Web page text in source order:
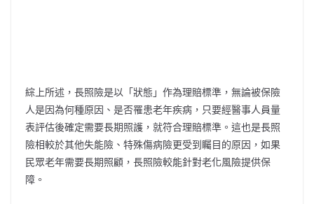
綜上所述，長照險是以「狀態」作為理賠標準，無論被保險
人是因為何種原因、是否罹患老年疾病，只要經醫事人員量
表評估後確定需要長期照護，就符合理賠標準。這也是長照
險相較於其他失能險、特殊傷病險更受到矚目的原因，如果
民眾老年需要長期照顧，長照險較能針對老化風險提供保
障。